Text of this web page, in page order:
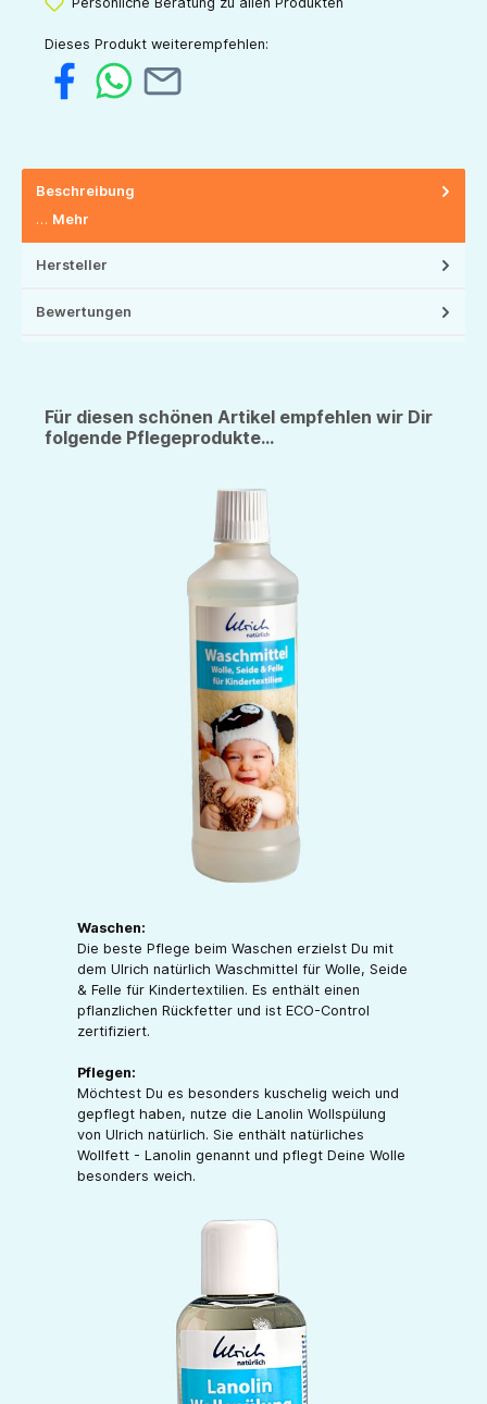
Dieses Produkt weiterempfehlen:
Beschreibung
… Mehr
Hersteller
Bewertungen
Für diesen schönen Artikel empfehlen wir Dir
folgende Pflegeprodukte...
Waschen:
Die beste Pflege beim Waschen erzielst Du mit
dem Ulrich natürlich Waschmittel für Wolle, Seide
& Felle für Kindertextilien. Es enthält einen
pflanzlichen Rückfetter und ist ECO-Control
zertifiziert.
Pflegen:
Möchtest Du es besonders kuschelig weich und
gepflegt haben, nutze die Lanolin Wollspülung
von Ulrich natürlich. Sie enthält natürliches
Wollfett - Lanolin genannt und pflegt Deine Wolle
besonders weich.